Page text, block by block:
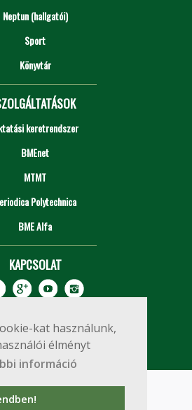
kat használunk,
élményt
információ
Neptun (hallgatói)
Sport
Könyvtár
keretrendszer
BMEnet
MTMT
Polytechnica
BME Alfa
KAPCSOLAT
2020 BME Építőmérnöki Kar
Műegyetem rkp. 3.